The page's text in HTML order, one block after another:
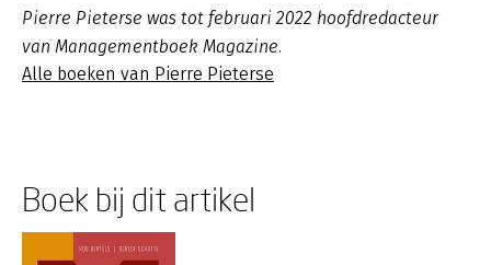
Pierre Pieterse was tot februari 2022 hoofdredacteur
van Managementboek Magazine.
Alle boeken van Pierre Pieterse
Boek bij dit artikel